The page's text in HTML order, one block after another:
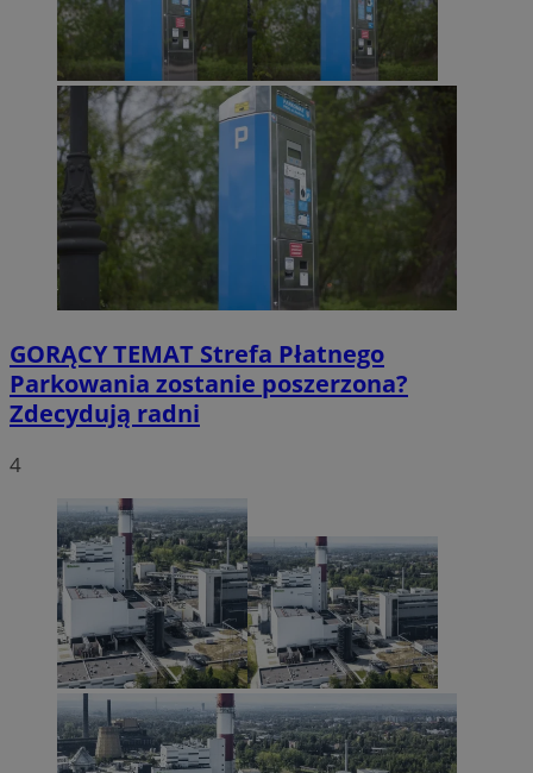
GORĄCY TEMAT Strefa Płatnego
Parkowania zostanie poszerzona?
Zdecydują radni
4